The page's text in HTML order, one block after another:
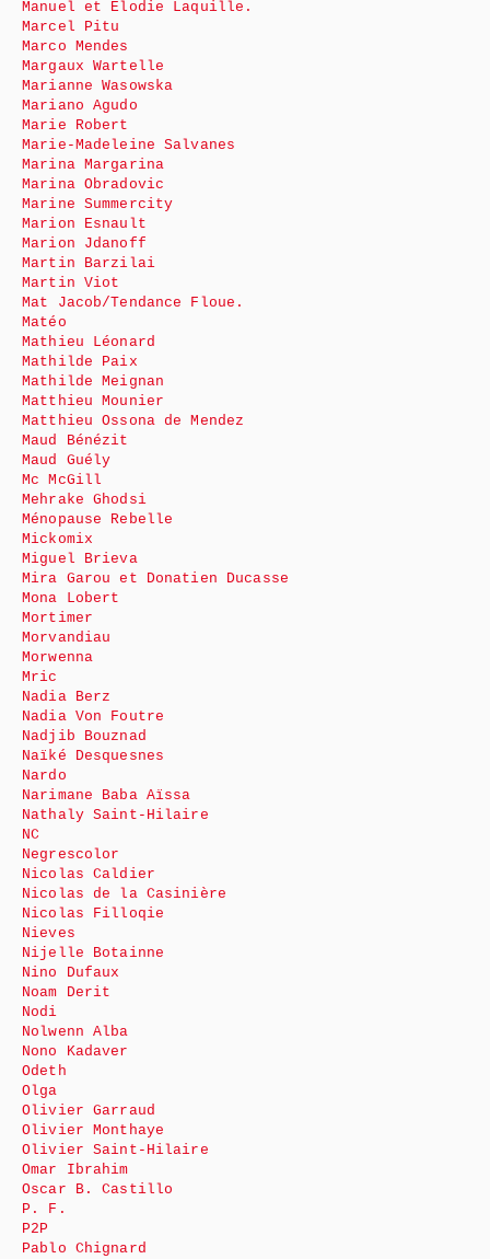
Manuel et Elodie Laquille.
Marcel Pitu
Marco Mendes
Margaux Wartelle
Marianne Wasowska
Mariano Agudo
Marie Robert
Marie-Madeleine Salvanes
Marina Margarina
Marina Obradovic
Marine Summercity
Marion Esnault
Marion Jdanoff
Martin Barzilai
Martin Viot
Mat Jacob/Tendance Floue.
Matéo
Mathieu Léonard
Mathilde Paix
Mathilde Meignan
Matthieu Mounier
Matthieu Ossona de Mendez
Maud Bénézit
Maud Guély
Mc McGill
Mehrake Ghodsi
Ménopause Rebelle
Mickomix
Miguel Brieva
Mira Garou et Donatien Ducasse
Mona Lobert
Mortimer
Morvandiau
Morwenna
Mric
Nadia Berz
Nadia Von Foutre
Nadjib Bouznad
Naïké Desquesnes
Nardo
Narimane Baba Aïssa
Nathaly Saint-Hilaire
NC
Negrescolor
Nicolas Caldier
Nicolas de la Casinière
Nicolas Filloqie
Nieves
Nijelle Botainne
Nino Dufaux
Noam Derit
Nodi
Nolwenn Alba
Nono Kadaver
Odeth
Olga
Olivier Garraud
Olivier Monthaye
Olivier Saint-Hilaire
Omar Ibrahim
Oscar B. Castillo
P. F.
P2P
Pablo Chignard